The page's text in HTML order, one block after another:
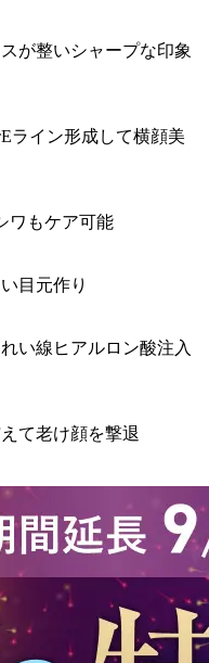
が整いシャープな印象
ライン形成して横顔美
ワもケア可能
目元作り
い線ヒアルロン酸注入
て老け顔を撃退